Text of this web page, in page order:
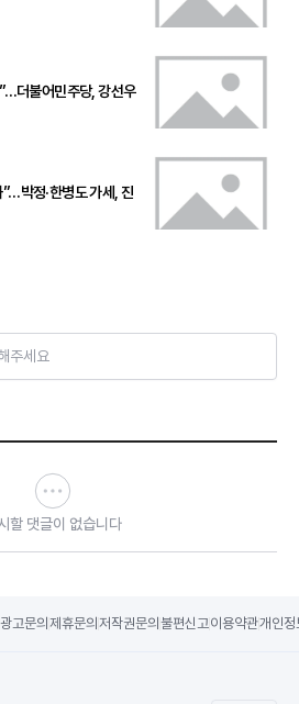
더불어민주당, 강선우
박정·한병도 가세, 진
주세요
할 댓글이 없습니다
광고문의 제휴문의 저작권문의 불편신고이용약관개인정